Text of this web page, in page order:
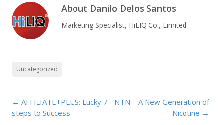
About Danilo Delos Santos
Marketing Specialist, HiLIQ Co., Limited
Uncategorized
Post navigation
← AFFILIATE+PLUS: Lucky 7
steps to Success
NTN – A New Generation of
Nicotine →